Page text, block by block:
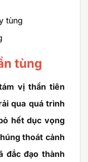
tùng
tùng
vị thần tiên
qua quá trình
hết dục vọng
thoát cảnh
đắc đạo thành